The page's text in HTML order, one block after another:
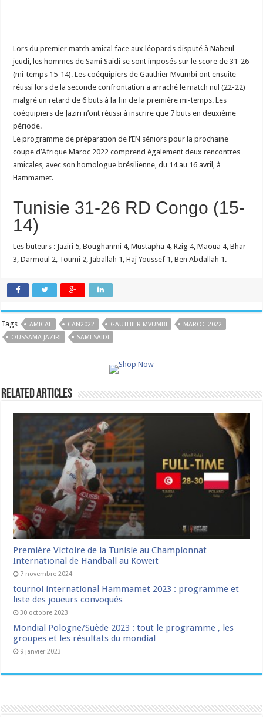
Lors du premier match amical face aux léopards disputé à Nabeul
jeudi, les hommes de Sami Saidi se sont imposés sur le score de 31-26
(mi-temps 15-14). Les coéquipiers de Gauthier Mvumbi ont ensuite
réussi lors de la seconde confrontation a arraché le match nul (22-22)
malgré un retard de 6 buts à la fin de la première mi-temps. Les
coéquipiers de Jaziri n’ont réussi à inscrire que 7 buts en deuxième
période.
Le programme de préparation de l’EN séniors pour la prochaine
coupe d’Afrique Maroc 2022 comprend également deux rencontres
amicales, avec son homologue brésilienne, du 14 au 16 avril, à
Hammamet.
Tunisie 31-26 RD Congo (15-
14)
Les buteurs : Jaziri 5, Boughanmi 4, Mustapha 4, Rzig 4, Maoua 4, Bhar
3, Darmoul 2, Toumi 2, Jaballah 1, Haj Youssef 1, Ben Abdallah 1.
Tags AMICAL CAN2022 GAUTHIER MVUMBI
MAROC 2022
OUSSAMA JAZIRI
SAMI SAIDI
Related Articles
Première Victoire de la Tunisie au Championnat
International de Handball au Koweït
7 novembre 2024
tournoi international Hammamet 2023 : programme et
liste des joueurs convoqués
30 octobre 2023
Mondial Pologne/Suède 2023 : tout le programme , les
groupes et les résultats du mondial
9 janvier 2023